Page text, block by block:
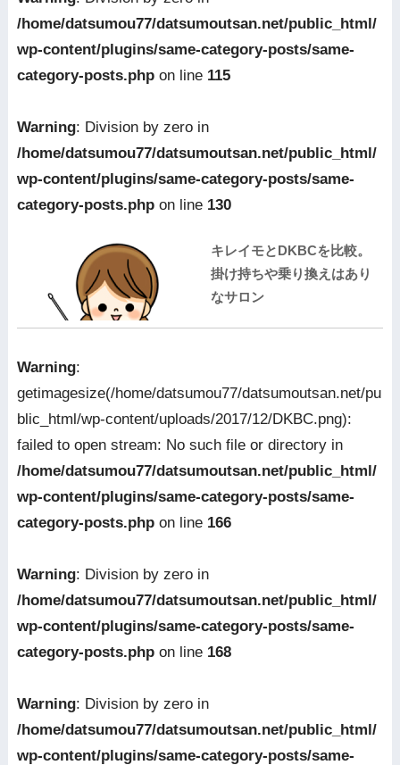
/home/datsumou77/datsumoutsan.net/public_html/
wp-content/plugins/same-category-posts/same-
category-posts.phpon line 115
Warning: Division by zero in
/home/datsumou77/datsumoutsan.net/public_html/
wp-content/plugins/same-category-posts/same-
category-posts.phpon line 130
キレイモとDKBCを比較。
掛け持ちや乗り換えはあり
なサロン
Warning:
getimagesize(/home/datsumou77/datsumoutsan.net/pu
blic_html/wp-content/uploads/2017/12/DKBC.png):
failed to open stream: No such file or directory in
/home/datsumou77/datsumoutsan.net/public_html/
wp-content/plugins/same-category-posts/same-
category-posts.phpon line 166
Warning: Division by zero in
/home/datsumou77/datsumoutsan.net/public_html/
wp-content/plugins/same-category-posts/same-
category-posts.phpon line 168
Warning: Division by zero in
/home/datsumou77/datsumoutsan.net/public_html/
wp-content/plugins/same-category-posts/same-